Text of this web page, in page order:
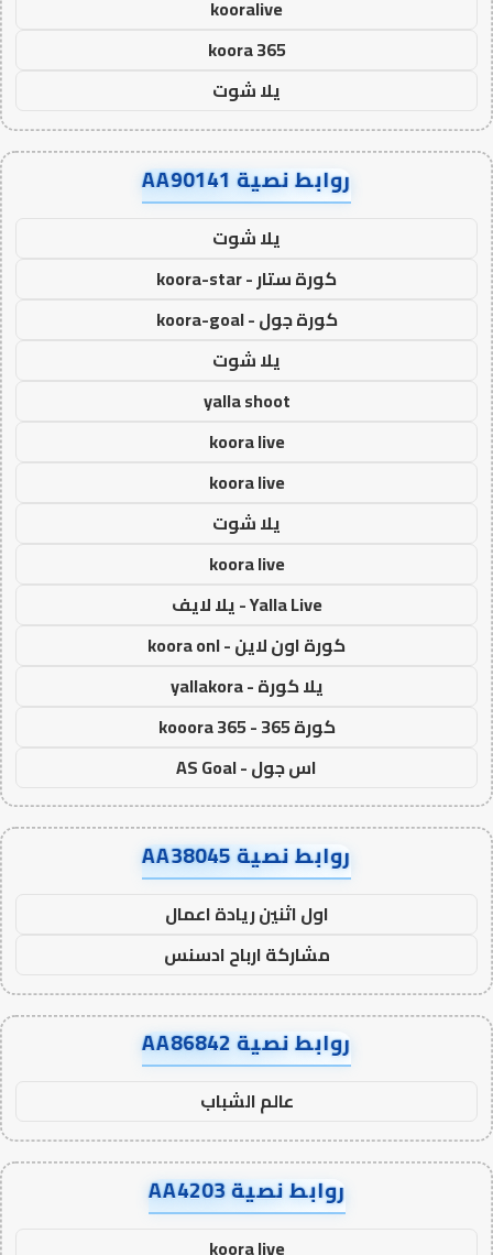
kooralive
koora 365
يلا شوت
روابط نصية AA90141
يلا شوت
كورة ستار - koora-star
كورة جول - koora-goal
يلا شوت
yalla shoot
koora live
koora live
يلا شوت
koora live
Yalla Live - يلا لايف
كورة اون لاين - koora onl
يلا كورة - yallakora
كورة 365 - kooora 365
اس جول - AS Goal
روابط نصية AA38045
اول اثنين ريادة اعمال
مشاركة ارباح ادسنس
روابط نصية AA86842
عالم الشباب
روابط نصية AA4203
koora live